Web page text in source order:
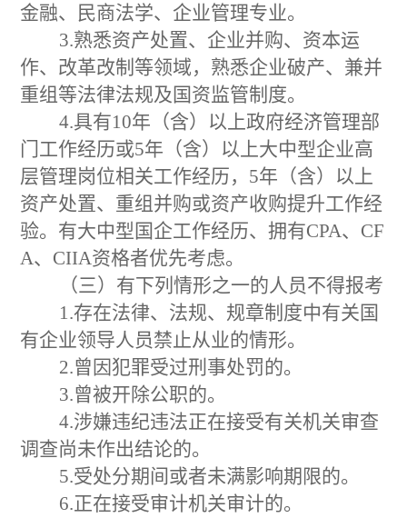
金融、 民商法学、 企业管理专业。
3.熟悉资产处置、 企业并购、 资本运
作、 改革改制等领域，熟悉企业破产、兼并
重组等法律法规及国资监管制度。
4.具有10年（含）以上政府经济管理部
门工作经历或5年（含）以上大中型企业高
层管理岗位相关工作经历， 5年 （含） 以上
资产处置、重组并购或资产收购提升工作经
验。有大中型国企工作经历、拥有CPA、 CF
A、 CIIA资格者优先考虑。
（三）有下列情形之一的人员不得报考
1.存在法律、法规、规章制度中有关国
有企业领导人员禁止从业的情形。
2.曾因犯罪受过刑事处罚的。
3.曾被开除公职的。
4.涉嫌违纪违法正在接受有关机关审查
调查尚未作出结论的。
5.受处分期间或者未满影响期限的。
6.正在接受审计机关审计的。